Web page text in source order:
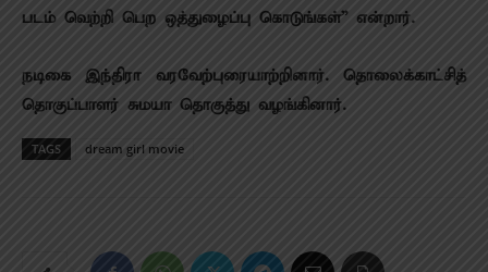
படம் வெற்றி பெற ஒத்துழைப்பு கொடுங்கள்” என்றார்.
நடிகை இந்திரா வரவேற்புரையாற்றினார். தொலைக்காட்சித்
தொகுப்பாளர் சுமயா தொகுத்து வழங்கினார்.
TAGS dream girl movie